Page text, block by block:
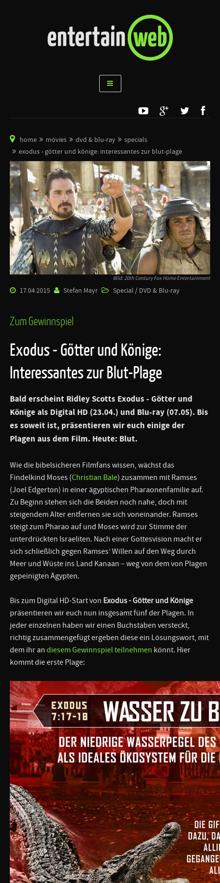
home movies dvd & blu-ray
specials
exodus - götter und könige: interessantes zur blut-plage
Bild: 20th Century Fox Home Entertainment
17.04.2015 Stefan Mayr Special / DVD & Blu-ray
Zum Gewinnspiel
Exodus - Götter und Könige:
Interessantes zur Blut-Plage
Bald erscheint Ridley Scotts Exodus - Götter und
Königeals Digital HD (23.04.) und Blu-ray (07.05). Bis
es soweit ist, präsentieren wir euch einige der
Plagen aus dem Film. Heute: Blut.
Wie die bibelsicheren Filmfans wissen, wächst das
Findelkind Moses (Christian Bale) zusammen mit Ramses
(Joel Edgerton) in einer ägyptischen Pharaonenfamilie auf.
Zu Beginn stehen sich die Beiden noch nahe, doch mit
steigendem Alter entfernen sie sich voneinander. Ramses
steigt zum Pharao auf und Moses wird zur Stimme der
unterdrückten Israeliten. Nach einer Gottesvision macht er
sich schließlich gegen Ramses’ Willen auf den Weg durch
Meer und Wüste ins Land Kanaan – weg von dem von Plagen
gepeinigten Ägypten.
Bis zum Digital HD-Start von Exodus - Götter und Könige
präsentieren wir euch nun insgesamt fünf der Plagen. In
jeder einzelnen haben wir einen Buchstaben versteckt,
richtig zusammengefügt ergeben diese ein Lösungswort, mit
dem ihr an diesem Gewinnspiel teilnehmen könnt. Hier
kommt die erste Plage: